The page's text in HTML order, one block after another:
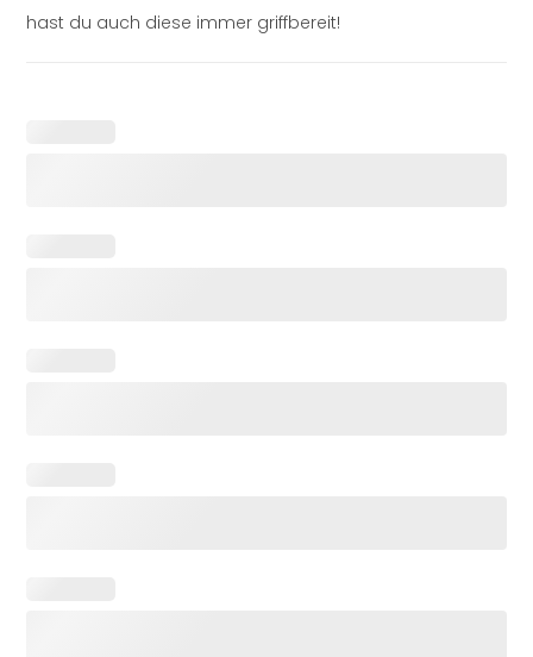
hast du auch diese immer griffbereit!